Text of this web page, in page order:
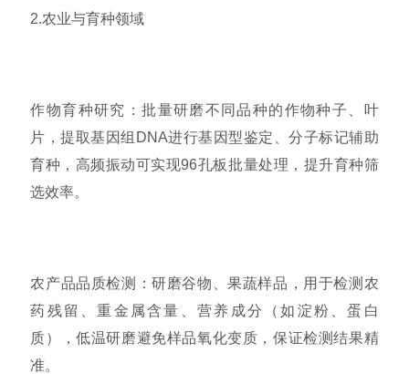
2.农业与育种领域
作物育种研究：批量研磨不同品种的作物种子、叶
片，提取基因组DNA进行基因型鉴定、分子标记辅助
育种，高频振动可实现96孔板批量处理，提升育种筛
选效率。
农产品品质检测：研磨谷物、果蔬样品，用于检测农
药残留、重金属含量、营养成分（如淀粉、蛋白
质），低温研磨避免样品氧化变质，保证检测结果精
准。